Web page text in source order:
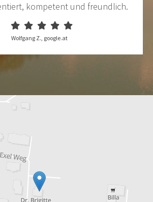
kompetent und freundlich.
Wolfgang Z., google.at